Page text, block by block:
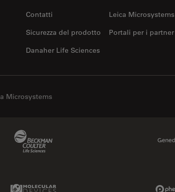
Contatti
Leica Microsystems
Sicurezza del prodotto
Portali per i partner
Danaher Life Sciences
Microsystems
Molecular Devices Link